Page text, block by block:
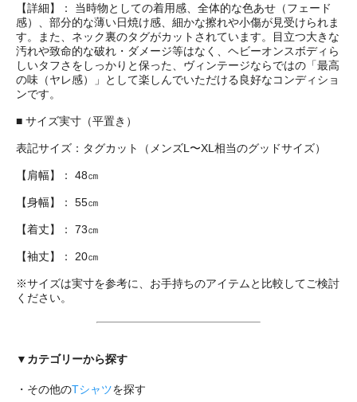
【詳細】： 当時物としての着用感、全体的な色あせ（フェード
感）、部分的な薄い日焼け感、細かな擦れや小傷が見受けられま
す。また、ネック裏のタグがカットされています。目立つ大きな
汚れや致命的な破れ・ダメージ等はなく、ヘビーオンスボディら
しいタフさをしっかりと保った、ヴィンテージならではの「最高
の味（ヤレ感）」として楽しんでいただける良好なコンディショ
ンです。
■ サイズ実寸（平置き）
表記サイズ：タグカット（メンズL〜XL相当のグッドサイズ）
【肩幅】： 48㎝
【身幅】： 55㎝
【着丈】： 73㎝
【袖丈】： 20㎝
※サイズは実寸を参考に、お手持ちのアイテムと比較してご検討
ください。
▼カテゴリーから探す
・その他のTシャツを探す